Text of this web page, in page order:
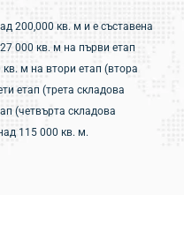
200,000 кв. м и е съставена
000 кв. м на първи етап
м на втори етап (втора
етап (трета складова
(четвърта складова
115 000 кв. м.